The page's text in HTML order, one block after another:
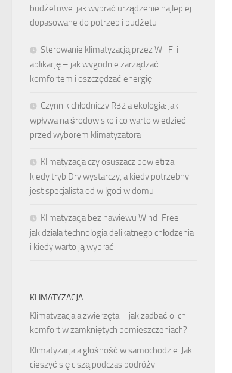
budżetowe: jak wybrać urządzenie najlepiej
dopasowane do potrzeb i budżetu
Sterowanie klimatyzacją przez Wi-Fi i
aplikację – jak wygodnie zarządzać
komfortem i oszczędzać energię
Czynnik chłodniczy R32 a ekologia: jak
wpływa na środowisko i co warto wiedzieć
przed wyborem klimatyzatora
Klimatyzacja czy osuszacz powietrza –
kiedy tryb Dry wystarczy, a kiedy potrzebny
jest specjalista od wilgoci w domu
Klimatyzacja bez nawiewu Wind-Free –
jak działa technologia delikatnego chłodzenia
i kiedy warto ją wybrać
KLIMATYZACJA
Klimatyzacja a zwierzęta – jak zadbać o ich
komfort w zamkniętych pomieszczeniach?
Klimatyzacja a głośność w samochodzie: Jak
cieszyć się ciszą podczas podróży